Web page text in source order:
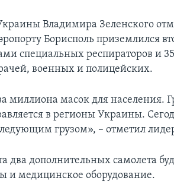
Владимира Зеленского
Борисполь приземлился
специальных респираторов и
военных и полицейских.
миллиона масок для населения.
в регионы Украины.
грузом», – отметил
два дополнительных самолета
и медицинское оборудование.